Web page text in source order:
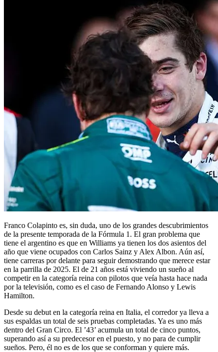
Franco Colapinto es, sin duda, uno de los grandes descubrimientos
de la presente temporada de la Fórmula 1. El gran problema que
tiene el argentino es que en Williams ya tienen los dos asientos del
año que viene ocupados con Carlos Sainz y Alex Albon. Aún así,
tiene carreras por delante para seguir demostrando que merece estar
en la parrilla de 2025. El de 21 años está viviendo un sueño al
competir en la categoría reina con pilotos que veía hasta hace nada
por la televisión, como es el caso de Fernando Alonso y Lewis
Hamilton.
Desde su debut en la categoría reina en Italia, el corredor ya lleva a
sus espaldas un total de seis pruebas completadas. Ya es uno más
dentro del Gran Circo. El ’43’ acumula un total de cinco puntos,
superando así a su predecesor en el puesto, y no para de cumplir
sueños. Pero, él no es de los que se conforman y quiere más.